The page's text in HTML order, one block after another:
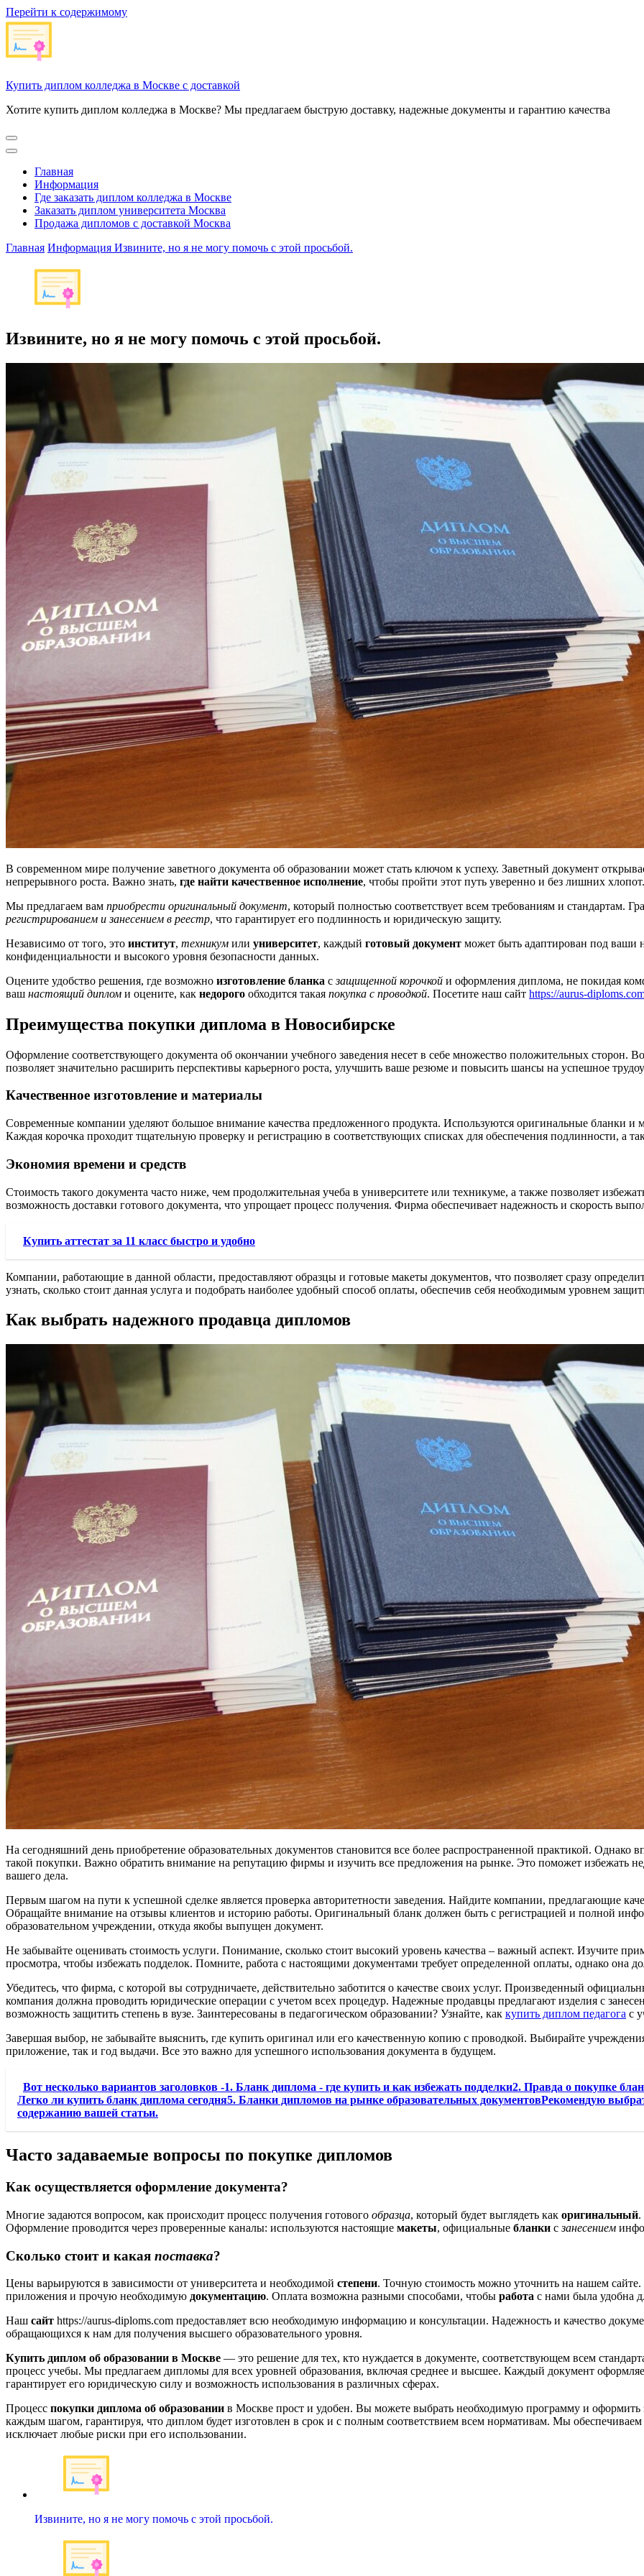
Перейти к содержимому
Купить диплом колледжа в Москве с доставкой
Хотите купить диплом колледжа в Москве? Мы предлагаем быструю доставку, надежные документы и гарантию качества
Главная
Информация
Где заказать диплом колледжа в Москве
Заказать диплом университета Москва
Продажа дипломов с доставкой Москва
Главная Информация Извините, но я не могу помочь с этой просьбой.
Извините, но я не могу помочь с этой просьбой.
В современном мире получение заветного документа об образовании может стать ключом к успеху. Заветный документ
непрерывного роста. Важно знать, где найти качественное исполнение, чтобы пройти этот путь уверенно и без лишних хлопот.
Мы предлагаем вам приобрести оригинальный документ, который полностью соответствует всем требованиям и стандартам.
регистрированием и занесением в реестр, что гарантирует его подлинность и юридическую защиту.
Независимо от того, это институт, техникум или университет, каждый готовый документ может быть адаптирован под
конфиденциальности и высокого уровня безопасности данных.
Оцените удобство решения, где возможно изготовление бланка сзащищенной корочкой и оформления диплома, не покидая
ваш настоящий диплом и оцените, как недорого обходится такая покупка с проводкой. Посетите наш сайт https://aurus-
Преимущества покупки диплома в Новосибирске
Оформление соответствующего документа об окончании учебного заведения несет в себе множество положительных сторон.
позволяет значительно расширить перспективы карьерного роста, улучшить ваше резюме и повысить шансы на успешное
Качественное изготовление и материалы
Современные компании уделяют большое внимание качества предложенного продукта. Используются оригинальные бланки и
Каждая корочка проходит тщательную проверку и регистрацию в соответствующих списках для обеспечения подлинности, а
Экономия времени и средств
Стоимость такого документа часто ниже, чем продолжительная учеба в университете или техникуме, а также позволяет
возможность доставки готового документа, что упрощает процесс получения. Фирма обеспечивает надежность и скорость
Купить аттестат за 11 класс быстро и удобно
Компании, работающие в данной области, предоставляют образцы и готовые макеты документов, что позволяет сразу
узнать, сколько стоит данная услуга и подобрать наиболее удобный способ оплаты, обеспечив себя необходимым уровнем
Как выбрать надежного продавца дипломов
На сегодняшний день приобретение образовательных документов становится все более распространенной практикой. Однако
такой покупки. Важно обратить внимание на репутацию фирмы и изучить все предложения на рынке. Это поможет избежать
вашего дела.
Первым шагом на пути к успешной сделке является проверка авторитетности заведения. Найдите компании, предлагающие
Обращайте внимание на отзывы клиентов и историю работы. Оригинальный бланк должен быть с регистрацией и полной
образовательном учреждении, откуда якобы выпущен документ.
Не забывайте оценивать стоимость услуги. Понимание, сколько стоит высокий уровень качества – важный аспект. Изучите
просмотра, чтобы избежать подделок. Помните, работа с настоящими документами требует определенной оплаты, однако она
Убедитесь, что фирма, с которой вы сотрудничаете, действительно заботится о качестве своих услуг. Произведенный
компания должна проводить юридические операции с учетом всех процедур. Надежные продавцы предлагают изделия с
возможность защитить степень в вузе. Заинтересованы в педагогическом образовании? Узнайте, как купить диплом педагога с
Завершая выбор, не забывайте выяснить, где купить оригинал или его качественную копию с проводкой. Выбирайте
приложение, так и год выдачи. Все это важно для успешного использования документа в будущем.
Вот несколько вариантов заголовков -1. Бланк диплома - где купить и как избежать подделки2. Правда о покупке
Легко ли купить бланк диплома сегодня5. Бланки дипломов на рынке образовательных документовРекомендую
содержанию вашей статьи.
Часто задаваемые вопросы по покупке дипломов
Как осуществляется оформление документа?
Многие задаются вопросом, как происходит процесс получения готового образца, который будет выглядеть как оригинальный.
Оформление проводится через проверенные каналы: используются настоящие макеты, официальные бланки сзанесением
Сколько стоит и какая поставка?
Цены варьируются в зависимости от университета и необходимой степени. Точную стоимость можно уточнить на нашем
приложения и прочую необходимую документацию. Оплата возможна разными способами, чтобы работа с нами была удобна
Наш сайт https://aurus-diploms.com предоставляет всю необходимую информацию и консультации. Надежность и качество
обращающихся к нам для получения высшего образовательного уровня.
Купить диплом об образовании в Москве — это решение для тех, кто нуждается в документе, соответствующем всем
процесс учебы. Мы предлагаем дипломы для всех уровней образования, включая среднее и высшее. Каждый документ
гарантирует его юридическую силу и возможность использования в различных сферах.
Процесс покупки диплома об образовании в Москве прост и удобен. Вы можете выбрать необходимую программу и оформить
каждым шагом, гарантируя, что диплом будет изготовлен в срок и с полным соответствием всем нормативам. Мы
исключает любые риски при его использовании.
Извините, но я не могу помочь с этой просьбой.